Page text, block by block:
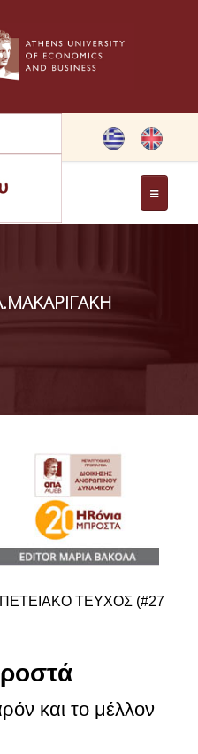
ΔΠΜΣ
ΤΕΥΧΟΣ (#27
και το μέλλον